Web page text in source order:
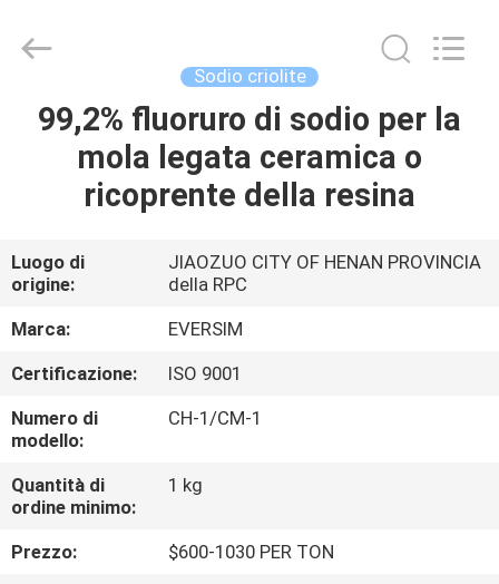
CASA.
PRODOTTI
VIDEO
SU
DI
NOI
VISITA
ALLA
FABBRICA
Imp.&Exp.Co.,Ltd.
Sodio criolite
99,2% fluoruro di sodio per la
mola legata ceramica o
ricoprente della resina
Luogo di
origine:
JIAOZUO CITY OF HENAN PROVINCIA
della RPC
Marca:
EVERSIM
Certificazione:
ISO 9001
Numero di
modello:
CH-1/CM-1
Quantità di
ordine minimo:
1 kg
Prezzo:
$600-1030 PER TON